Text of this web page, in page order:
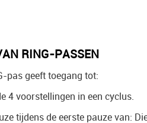
RING-PASSEN
pas geeft toegang tot:
4 voorstellingen in een cyclus.
tijdens de eerste pauze van: